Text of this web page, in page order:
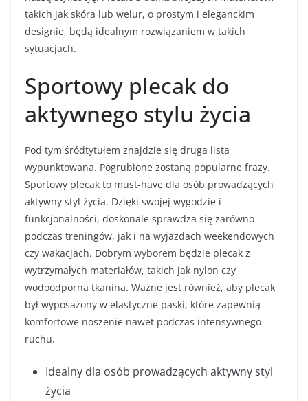
takich jak skóra lub welur, o prostym i eleganckim
designie, będą idealnym rozwiązaniem w takich
sytuacjach.
Sportowy plecak do
aktywnego stylu życia
Pod tym śródtytułem znajdzie się druga lista
wypunktowana. Pogrubione zostaną popularne frazy.
Sportowy plecak to must-have dla osób prowadzących
aktywny styl życia. Dzięki swojej wygodzie i
funkcjonalności, doskonale sprawdza się zarówno
podczas treningów, jak i na wyjazdach weekendowych
czy wakacjach. Dobrym wyborem będzie plecak z
wytrzymałych materiałów, takich jak nylon czy
wodoodporna tkanina. Ważne jest również, aby plecak
był wyposażony w elastyczne paski, które zapewnią
komfortowe noszenie nawet podczas intensywnego
ruchu.
Idealny dla osób prowadzących aktywny styl
życia